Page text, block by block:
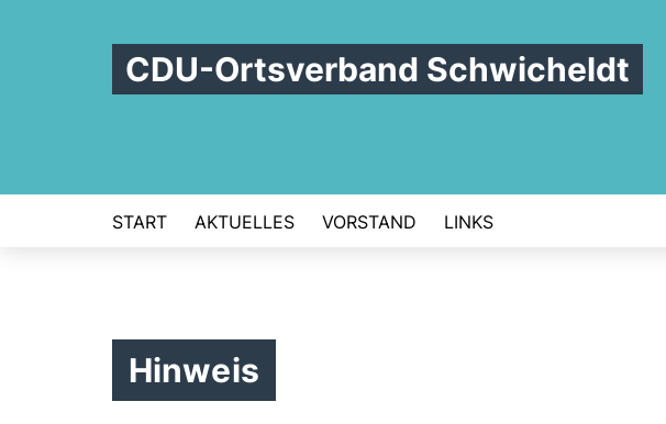
CDU-Ortsverband Schwicheldt
START AKTUELLES VORSTAND LINKS
Hinweis